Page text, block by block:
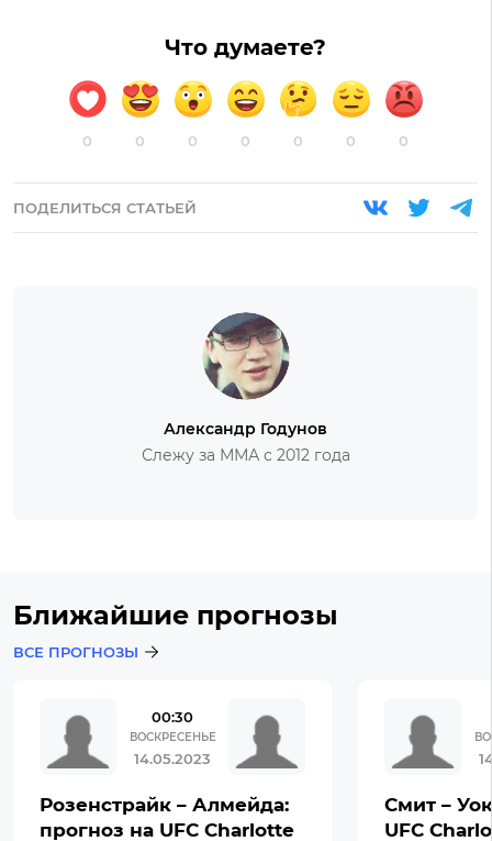
Что думаете?
0 0 0 0 0 0 0
ПОДЕЛИТЬСЯ СТАТЬЕЙ
Александр Годунов
Слежу за ММА с 2012 года
Ближайшие прогнозы
ВСЕ ПРОГНОЗЫ
00:30
ВОСКРЕСЕНЬЕ
14.05.2023
Розенстрайк – Алмейда:
прогноз на UFC Charlotte
Смит –
UFC